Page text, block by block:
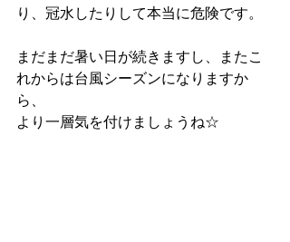
り、冠水したりして本当に危険です。
まだまだ暑い日が続きますし、またこ
れからは台風シーズンになりますか
ら、
より一層気を付けましょうね☆